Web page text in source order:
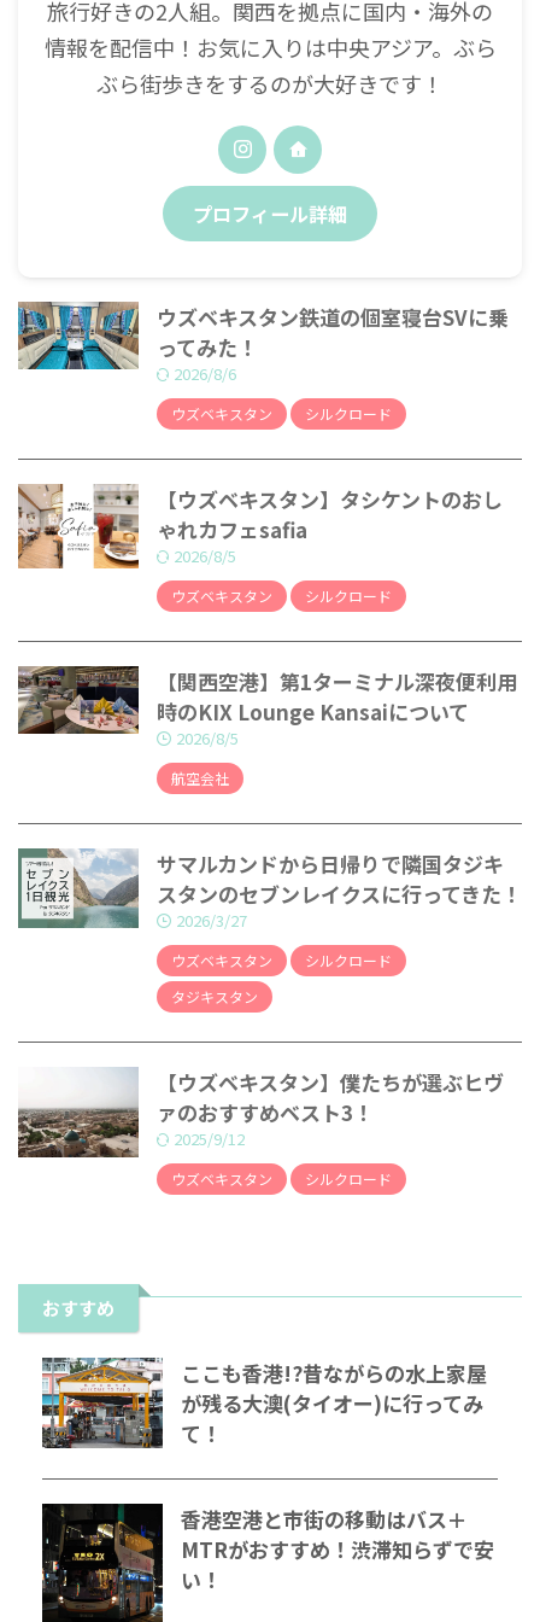
旅行好きの2人組。関西を拠点に国内・海外の
情報を配信中！お気に入りは中央アジア。ぶら
ぶら街歩きをするのが大好きです！
プロフィール詳細
ウズベキスタン鉄道の個室寝台SVに乗
ってみた！
2026/8/6
ウズベキスタン シルクロード
【ウズベキスタン】タシケントのおし
ゃれカフェsafia
2026/8/5
ウズベキスタン シルクロード
【関西空港】第1ターミナル深夜便利用
時のKIX Lounge Kansaiについて
2026/8/5
航空会社
サマルカンドから日帰りで隣国タジキ
スタンのセブンレイクスに行ってきた！
2026/3/27
ウズベキスタン
シルクロード
タジキスタン
【ウズベキスタン】僕たちが選ぶヒヴ
ァのおすすめベスト3！
2025/9/12
ウズベキスタン シルクロード
おすすめ
ここも香港!?昔ながらの水上家屋
が残る大澳(タイオー)に行ってみ
て！
香港空港と市街の移動はバス＋
MTRがおすすめ！渋滞知らずで安
い！